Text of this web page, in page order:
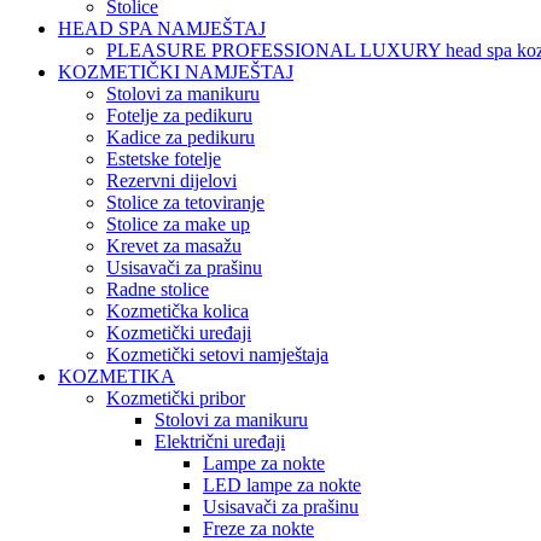
Stolice
HEAD SPA NAMJEŠTAJ
PLEASURE PROFESSIONAL LUXURY head spa
KOZMETIČKI NAMJEŠTAJ
Stolovi za manikuru
Fotelje za pedikuru
Kadice za pedikuru
Estetske fotelje
Rezervni dijelovi
Stolice za tetoviranje
Stolice za make up
Krevet za masažu
Usisavači za prašinu
Radne stolice
Kozmetička kolica
Kozmetički uređaji
Kozmetički setovi namještaja
KOZMETIKA
Kozmetički pribor
Stolovi za manikuru
Električni uređaji
Lampe za nokte
LED lampe za nokte
Usisavači za prašinu
Freze za nokte